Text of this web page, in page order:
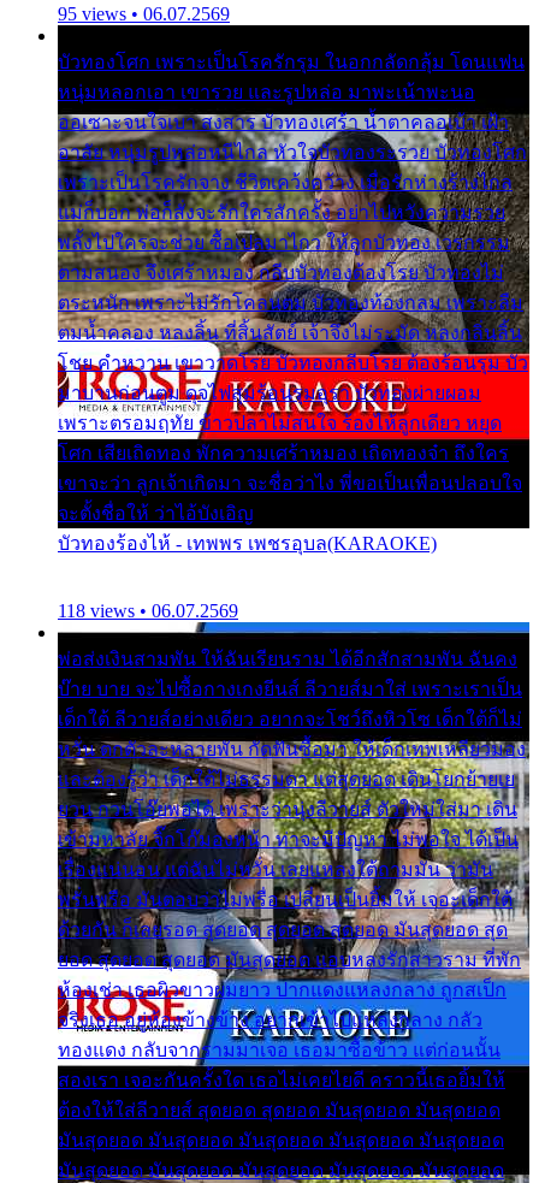
95 views • 06.07.2569
บัวทองโศก เพราะเป็นโรครักรุม ในอกกลัดกลุ้ม โดนแฟน
หนุ่มหลอกเอา เขารวย และรูปหล่อ มาพะเน้าพะนอ
ออเซาะจนใจเบา สงสาร บัวทองเศร้า น้ำตาคลอเบ้า เฝ้า
อาลัย หนุ่มรูปหล่อหนีไกล หัวใจบัวทองระรวย บัวทองโศก
เพราะเป็นโรครักจาง ชีวิตเคว้งคว้าง เมื่อรักห่างร้างไกล
แม่ก็บอก พ่อก็สั่งจะรักใครสักครั้ง อย่าไปหวังความรวย
พลั้งไปใครจะช่วย ซื้อเปลมาไกว ให้ลูกบัวทอง เวรกรรม
ตามสนอง จึงเศร้าหมอง กลีบบัวทองต้องโรย บัวทองไม่
ตระหนัก เพราะไม่รักโคลนตม บัวทองท้องกลม เพราะลืม
ตมน้ำคลอง หลงลิ้น ที่สิ้นสัตย์ เจ้าจึงไม่ระมัด หลงกลิ่นลิ้น
โชย คำหวาน เขาวาดโรย บัวทองกลีบโรย ต้องร้อนรุม บัว
มาบานก่อนตูม ดุจไฟสุมร้อนรุมอุรา บัวทองผ่ายผอม
เพราะตรอมฤทัย ข้าวปลาไม่สนใจ ร้องไห้ลูกเดียว หยุด
โศก เสียเถิดทอง พักความเศร้าหมอง เถิดทองจ๋า ถึงใคร
เขาจะว่า ลูกเจ้าเกิดมา จะชื่อว่าไง พี่ขอเป็นเพื่อนปลอบใจ
จะตั้งชื่อให้ ว่าไอ้บังเอิญ
บัวทองร้องไห้ - เทพพร เพชรอุบล(KARAOKE)
118 views • 06.07.2569
พ่อส่งเงินสามพัน ให้ฉันเรียนราม ได้อีกสักสามพัน ฉันคง
บ๊าย บาย จะไปซื้อกางเกงยีนส์ ลีวายส์มาใส่ เพราะเราเป็น
เด็กใต้ ลีวายส์อย่างเดียว อยากจะโชว์ถึงหิวโซ เด็กใต้ก็ไม่
หวั่น ตกตัวละหลายพัน กัดฟันซื้อมา ให้เด็กเทพเหลียวมอง
และต้องรู้ว่า เด็กใต้ไม่ธรรมดา แต่สุดยอด เดินโยกย้ายเย
ยวน กวนโอ๊ยพอได้ เพราะว่านุ่งลีวายส์ ตัวใหม่ใส่มา เดิน
เข้ามหาลัย จิ๊กโก๊มองหน้า ท่าจะมีปัญหา ไม่พอใจ ได้เป็น
เรื่องแน่นอน แต่ฉันไม่หวั่น เลยแหลงใต้ถามมัน ว่ามัน
พรั่นพรือ มันตอบว่าไม่พรื่อ เปลี่ยนเป็นยิ้มให้ เจอะเด็กใต้
ด้วยกัน ก็เลยรอด สุดยอด สุดยอด สุดยอด มันสุดยอด สุด
ยอด สุดยอด สุดยอด มันสุดยอด แอบหลงรักสาวราม ที่พัก
ห้องเช่า เธอผิวขาวผมยาว ปากแดงแหลงกลาง ถูกสเป็ก
จริงเธอ อยู่ห้องข้างข้าง อยากเข้าไปแหลงกลาง กลัว
ทองแดง กลับจากรามมาเจอ เธอมาซื้อข้าว แต่ก่อนนั้น
สองเรา เจอะกันครั้งใด เธอไม่เคยไยดี คราวนี้เธอยิ้มให้
ต้องให้ใส่ลีวายส์ สุดยอด สุดยอด มันสุดยอด มันสุดยอด
มันสุดยอด มันสุดยอด มันสุดยอด มันสุดยอด มันสุดยอด
มันสุดยอด มันสุดยอด มันสุดยอด มันสุดยอด มันสุดยอด